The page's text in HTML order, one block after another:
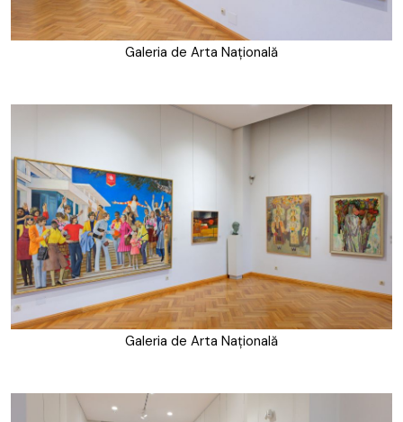
Galeria de Arta Națională
Galeria de Arta Națională